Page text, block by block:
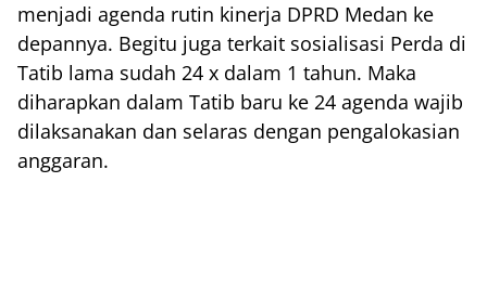
menjadi agenda rutin kinerja DPRD Medan ke
depannya. Begitu juga terkait sosialisasi Perda di
Tatib lama sudah 24 x dalam 1 tahun. Maka
diharapkan dalam Tatib baru ke 24 agenda wajib
dilaksanakan dan selaras dengan pengalokasian
anggaran.